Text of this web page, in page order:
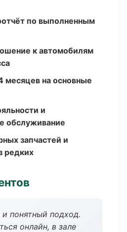
по выполненным
к автомобилям
месяцев на основные
и
обслуживание
запчастей и
редких
понятный подход.
онлайн, в зале